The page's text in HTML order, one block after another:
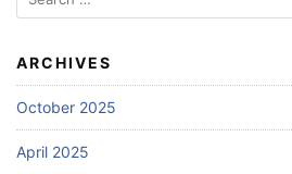
for:
ARCHIVES
October 2025
April 2025